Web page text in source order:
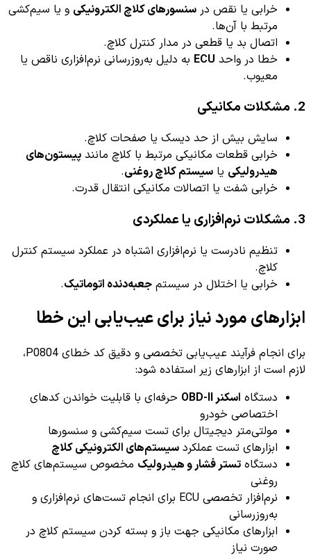
خرابی یا نقص در سنسورهای کلاچ الکترونیکی و یا سیم‌کشی
مرتبط با آن‌ها.
اتصال بد یا قطعی در مدار کنترل کلاچ.
خطا در واحد ECU به دلیل به‌روزرسانی نرم‌افزاری ناقص یا
معیوب.
2. مشکلات مکانیکی
سایش بیش از حد دیسک یا صفحات کلاچ.
خرابی قطعات مکانیکی مرتبط با کلاچ مانند پیستون‌های
هیدرولیکی یا سیستم کلاچ روغنی.
خرابی شفت یا اتصالات مکانیکی انتقال قدرت.
3. مشکلات نرم‌افزاری یا عملکردی
تنظیم نادرست یا نرم‌افزاری اشتباه در عملکرد سیستم کنترل
کلاچ.
خرابی یا اختلال در سیستم جعبه‌دنده اتوماتیک.
ابزارهای مورد نیاز برای عیب‌یابی این خطا
برای انجام فرآیند عیب‌یابی تخصصی و دقیق کد خطای P0804،
لازم است از ابزارهای زیر استفاده شود:
دستگاه اسکنر OBD-II
حرفه‌ای با قابلیت خواندن کدهای
اختصاصی خودرو
مولتی‌متر دیجیتال برای تست سیم‌کشی و سنسورها
ابزارهای تست عملکرد سیستم‌های الکترونیکی کلاچ
دستگاه تستر فشار و هیدرولیک مخصوص سیستم‌های کلاچ
روغنی
نرم‌افزار تخصصی ECU برای انجام تست‌های نرم‌افزاری و
به‌روزرسانی
ابزارهای مکانیکی جهت باز و بسته کردن سیستم کلاچ در
صورت نیاز